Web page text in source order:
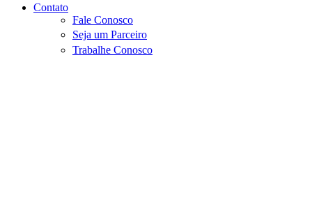
Contato
Fale Conosco
Seja um Parceiro
Trabalhe Conosco